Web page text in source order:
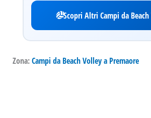
Scopri Altri Campi da
Zona:Campi da Beach Volley a Premaore